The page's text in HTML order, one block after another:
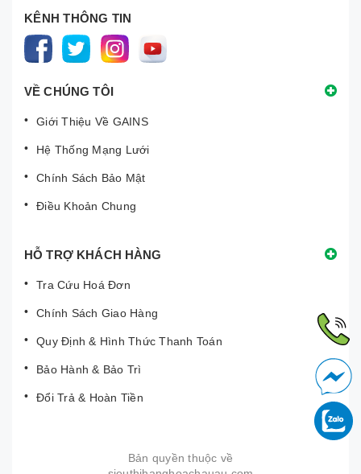
KÊNH THÔNG TIN
VỀ CHÚNG TÔI
Giới Thiệu Về GAINS
Hệ Thống Mạng Lưới
Chính Sách Bảo Mật
Điều Khoản Chung
HỖ TRỢ KHÁCH HÀNG
Tra Cứu Hoá Đơn
Chính Sách Giao Hàng
Quy Định & Hình Thức Thanh Toán
Bảo Hành & Bảo Trì
Đổi Trả & Hoàn Tiền
Bản quyền thuộc về